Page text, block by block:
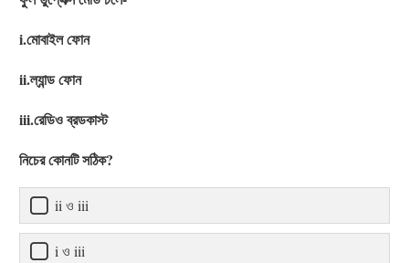
i.মোবাইল ফোন
ii.ল্যান্ড ফোন
iii.রেডিও ব্রডকাস্ট
নিচের কোনটি সঠিক?
ii ও iii
i ও iii